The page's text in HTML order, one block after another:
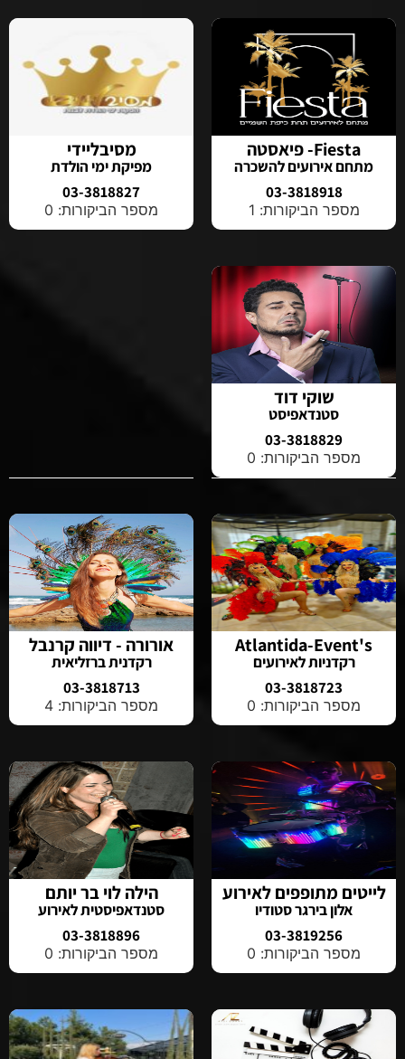
Fiesta- פיאסטה
מתחם אירועים להשכרה
03-3818918
מספר הביקורות: 1
מסיבליידי
מפיקת ימי הולדת
03-3818827
מספר הביקורות: 0
שוקי דוד
סטנדאפיסט
03-3818829
מספר הביקורות: 0
Atlantida-Event's
רקדניות לאירועים
03-3818723
מספר הביקורות: 0
אורורה - דיווה קרנבל
רקדנית ברזליאית
03-3818713
מספר הביקורות: 4
לייטים מתופפים לאירוע
אלון בירגר סטודיו
03-3819256
מספר הביקורות: 0
הילה לוי בר יותם
סטנדאפיסטית לאירוע
03-3818896
מספר הביקורות: 0